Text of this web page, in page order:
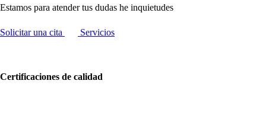
Estamos para atender tus dudas he inquietudes
Solicitar una cita Servicios
Certificaciones de calidad